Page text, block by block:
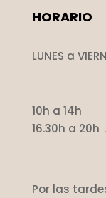
HORARIO
LUNES a
10h a 14h
16.30h a 20h
Por las